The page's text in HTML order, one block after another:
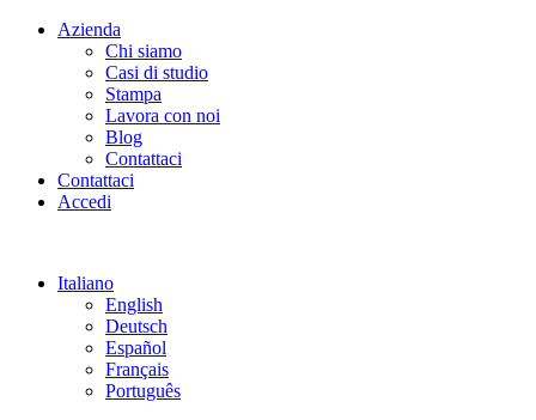
Azienda
Chi siamo
Casi di studio
Stampa
Lavora con noi
Blog
Contattaci
Contattaci
Accedi
Italiano
English
Deutsch
Español
Français
Português